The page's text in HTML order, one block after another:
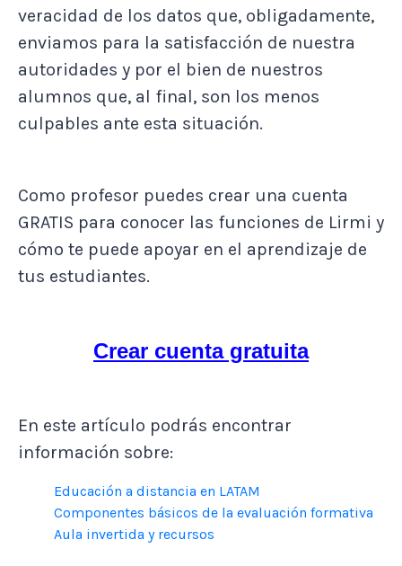
veracidad de los datos que, obligadamente,
enviamos para la satisfacción de nuestra
autoridades y por el bien de nuestros
alumnos que, al final, son los menos
culpables ante esta situación.
Como profesor puedes crear una cuenta
GRATIS para conocer las funciones de Lirmi y
cómo te puede apoyar en el aprendizaje de
tus estudiantes.
Crear cuenta gratuita
En este artículo podrás encontrar
información sobre:
Educación a distancia en LATAM
Componentes básicos de la evaluación formativa
Aula invertida y recursos